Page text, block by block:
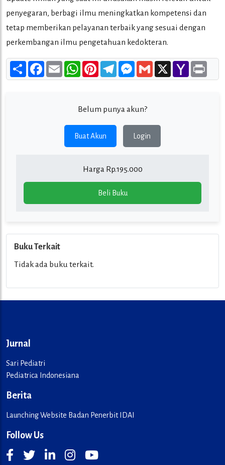
penyegaran, berbagi ilmu meningkatkan kompetensi dan
tetap memberikan pelayanan terbaik yang sesuai dengan
perkembangan ilmu pengetahuan kedokteran.
Share Facebook
Email WhatsAppPinterestTelegramMessenger
Gmail X
Yahoo
Mail
Belum punya akun?
Buat Akun Login
Harga Rp.195.000
Beli Buku
Buku Terkait
Tidak ada buku terkait.
Jurnal
Sari Pediatri
Pediatrica Indonesiana
Berita
Launching Website Badan Penerbit IDAI
Follow Us